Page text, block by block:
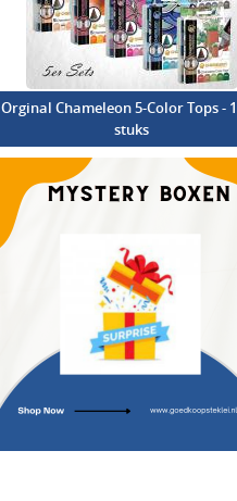
Orginal Chameleon 5-Color Tops -
stuks